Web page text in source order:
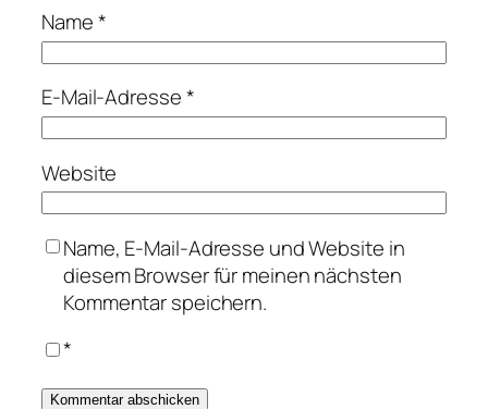
Name*
E-Mail-Adresse*
Website
Name, E-Mail-Adresse und Website in
diesem Browser für meinen nächsten
Kommentar speichern.
*